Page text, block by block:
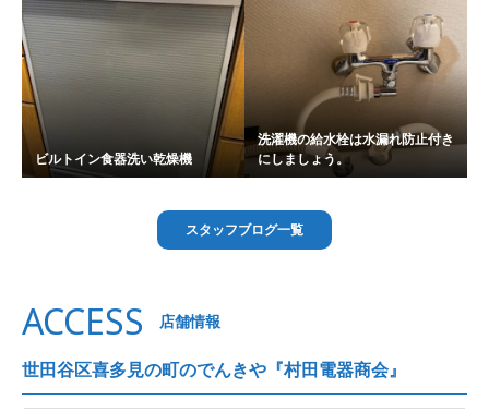
ビルトイン食器洗い乾燥機
洗濯機の給水栓は水漏れ防止付き
にしましょう。
スタッフブログ一覧
ACCESS 店舗情報
世田谷区喜多見の町のでんきや『村田電器商会』